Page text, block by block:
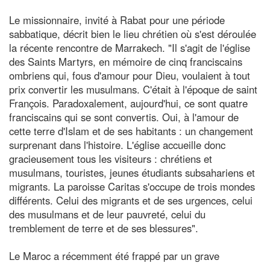
Le missionnaire, invité à Rabat pour une période
sabbatique, décrit bien le lieu chrétien où s'est déroulée
la récente rencontre de Marrakech. "Il s'agit de l'église
des Saints Martyrs, en mémoire de cinq franciscains
ombriens qui, fous d'amour pour Dieu, voulaient à tout
prix convertir les musulmans. C'était à l'époque de saint
François. Paradoxalement, aujourd'hui, ce sont quatre
franciscains qui se sont convertis. Oui, à l'amour de
cette terre d'Islam et de ses habitants : un changement
surprenant dans l'histoire. L'église accueille donc
gracieusement tous les visiteurs : chrétiens et
musulmans, touristes, jeunes étudiants subsahariens et
migrants. La paroisse Caritas s'occupe de trois mondes
différents. Celui des migrants et de ses urgences, celui
des musulmans et de leur pauvreté, celui du
tremblement de terre et de ses blessures".
Le Maroc a récemment été frappé par un grave